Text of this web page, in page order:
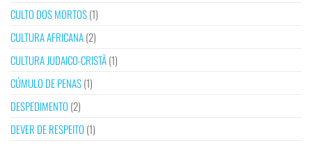
CULTO DOS MORTOS(1)
CULTURA AFRICANA(2)
CULTURA JUDAICO-CRISTÃ(1)
CÚMULO DE PENAS(1)
DESPEDIMENTO (2)
DEVER DE RESPEITO (1)